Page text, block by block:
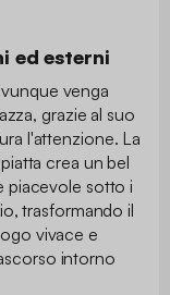
ed esterni
venga
grazie al suo
l'attenzione. La
crea un bel
piacevole sotto i
trasformando il
vivace e
intorno